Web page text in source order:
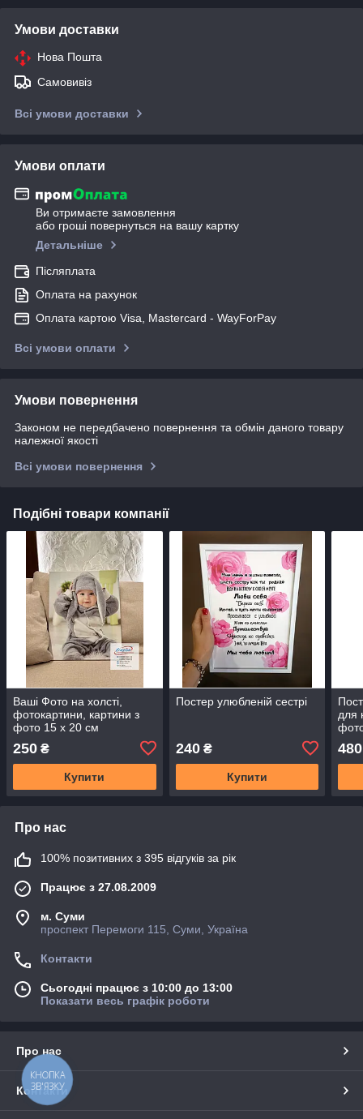
Умови доставки
Нова Пошта
Самовивіз
Всі умови доставки
Умови оплати
Ви отримаєте замовлення
або гроші повернуться на вашу картку
Детальніше
Післяплата
Оплата на рахунок
Оплата картою Visa, Mastercard - WayForPay
Всі умови оплати
Умови повернення
Законом не передбачено повернення та обмін даного товару
належної якості
Всі умови повернення
Подібні товари компанії
Ваші Фото на холсті,
фотокартини, картини з
фото 15 х 20 см
250 ₴
Купити
Постер улюбленій сестрі
240₴
Купити
для
480
Про нас
100% позитивних з 395 відгуків за рік
Працює з 27.08.2009
м. Суми
проспект Перемоги 115, Суми, Україна
Контакти
Сьогодні працює з 10:00 до 13:00
Показати весь графік роботи
Про нас
Контакти
КНОПКА
ЗВ'ЯЗКУ